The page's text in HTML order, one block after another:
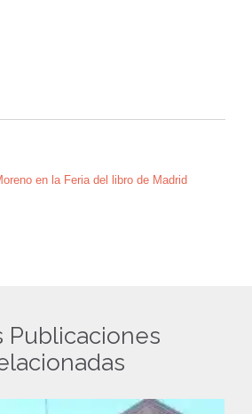
en la Feria del libro de Madrid
Publicaciones